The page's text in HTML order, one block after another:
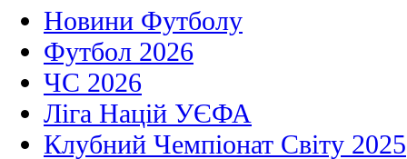
Новини Футболу
Футбол 2026
ЧС 2026
Ліга Націй УЄФА
Клубний Чемпіонат Світу 2025